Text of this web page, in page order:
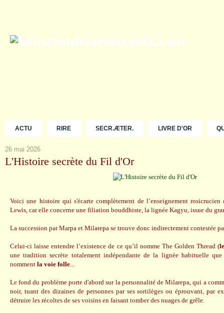
ACTU RIRE SECR.ÆTER. LIVRE D'OR
26 mai 2026
L'Histoire secrète du Fil d'Or
Voici une histoire qui s'écarte complètement de l’enseignement rosicrucien
Lewis, car elle concerne une filiation bouddhiste, la lignée Kagyu, issue du
La succession par Marpa et Milarepa se trouve donc indirectement contestée
Celui-ci laisse entendre l’existence de ce qu’il nomme The Golden Thread (
une tradition secrète totalement indépendante de la lignée habituelle que
nomment la voie folle...
Le fond du problème porte d'abord sur la personnalité de Milarepa, qui a
noir, tuant des dizaines de personnes par ses sortilèges ou éprouvant, par
détruire les récoltes de ses voisins en faisant tomber des nuages de grêle.